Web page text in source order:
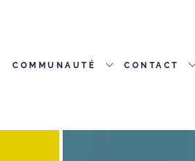
COMMUNAUTÉ CONTACT